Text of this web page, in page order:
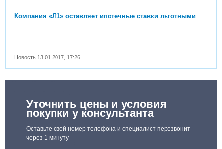
Компания «Л1» оставляет ипотечные ставки льготными
Новость 13.01.2017 17:26
Уточнить цены и условия
покупки у консультанта
Оставьте свой номер телефона и специалист перезвонит
через 1 минуту